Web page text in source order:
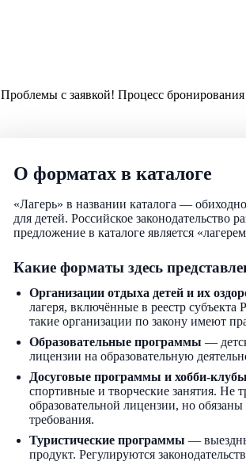
Проблемы с заявкой! Процесс
О форматах в каталоге
«Лагерь» в названии каталога —
для детей. Российское законодательство
предложение в каталоге является
Какие форматы здесь
Организации отдыха детей и их
лагеря, включённые в реестр
такие организации по закону имеют
Образовательные программы —
лицензии на образовательную
Досуговые программы и хобби-клубы
спортивные и творческие занятия.
образовательной лицензии, но
требования.
Туристические программы —
продукт. Регулируются